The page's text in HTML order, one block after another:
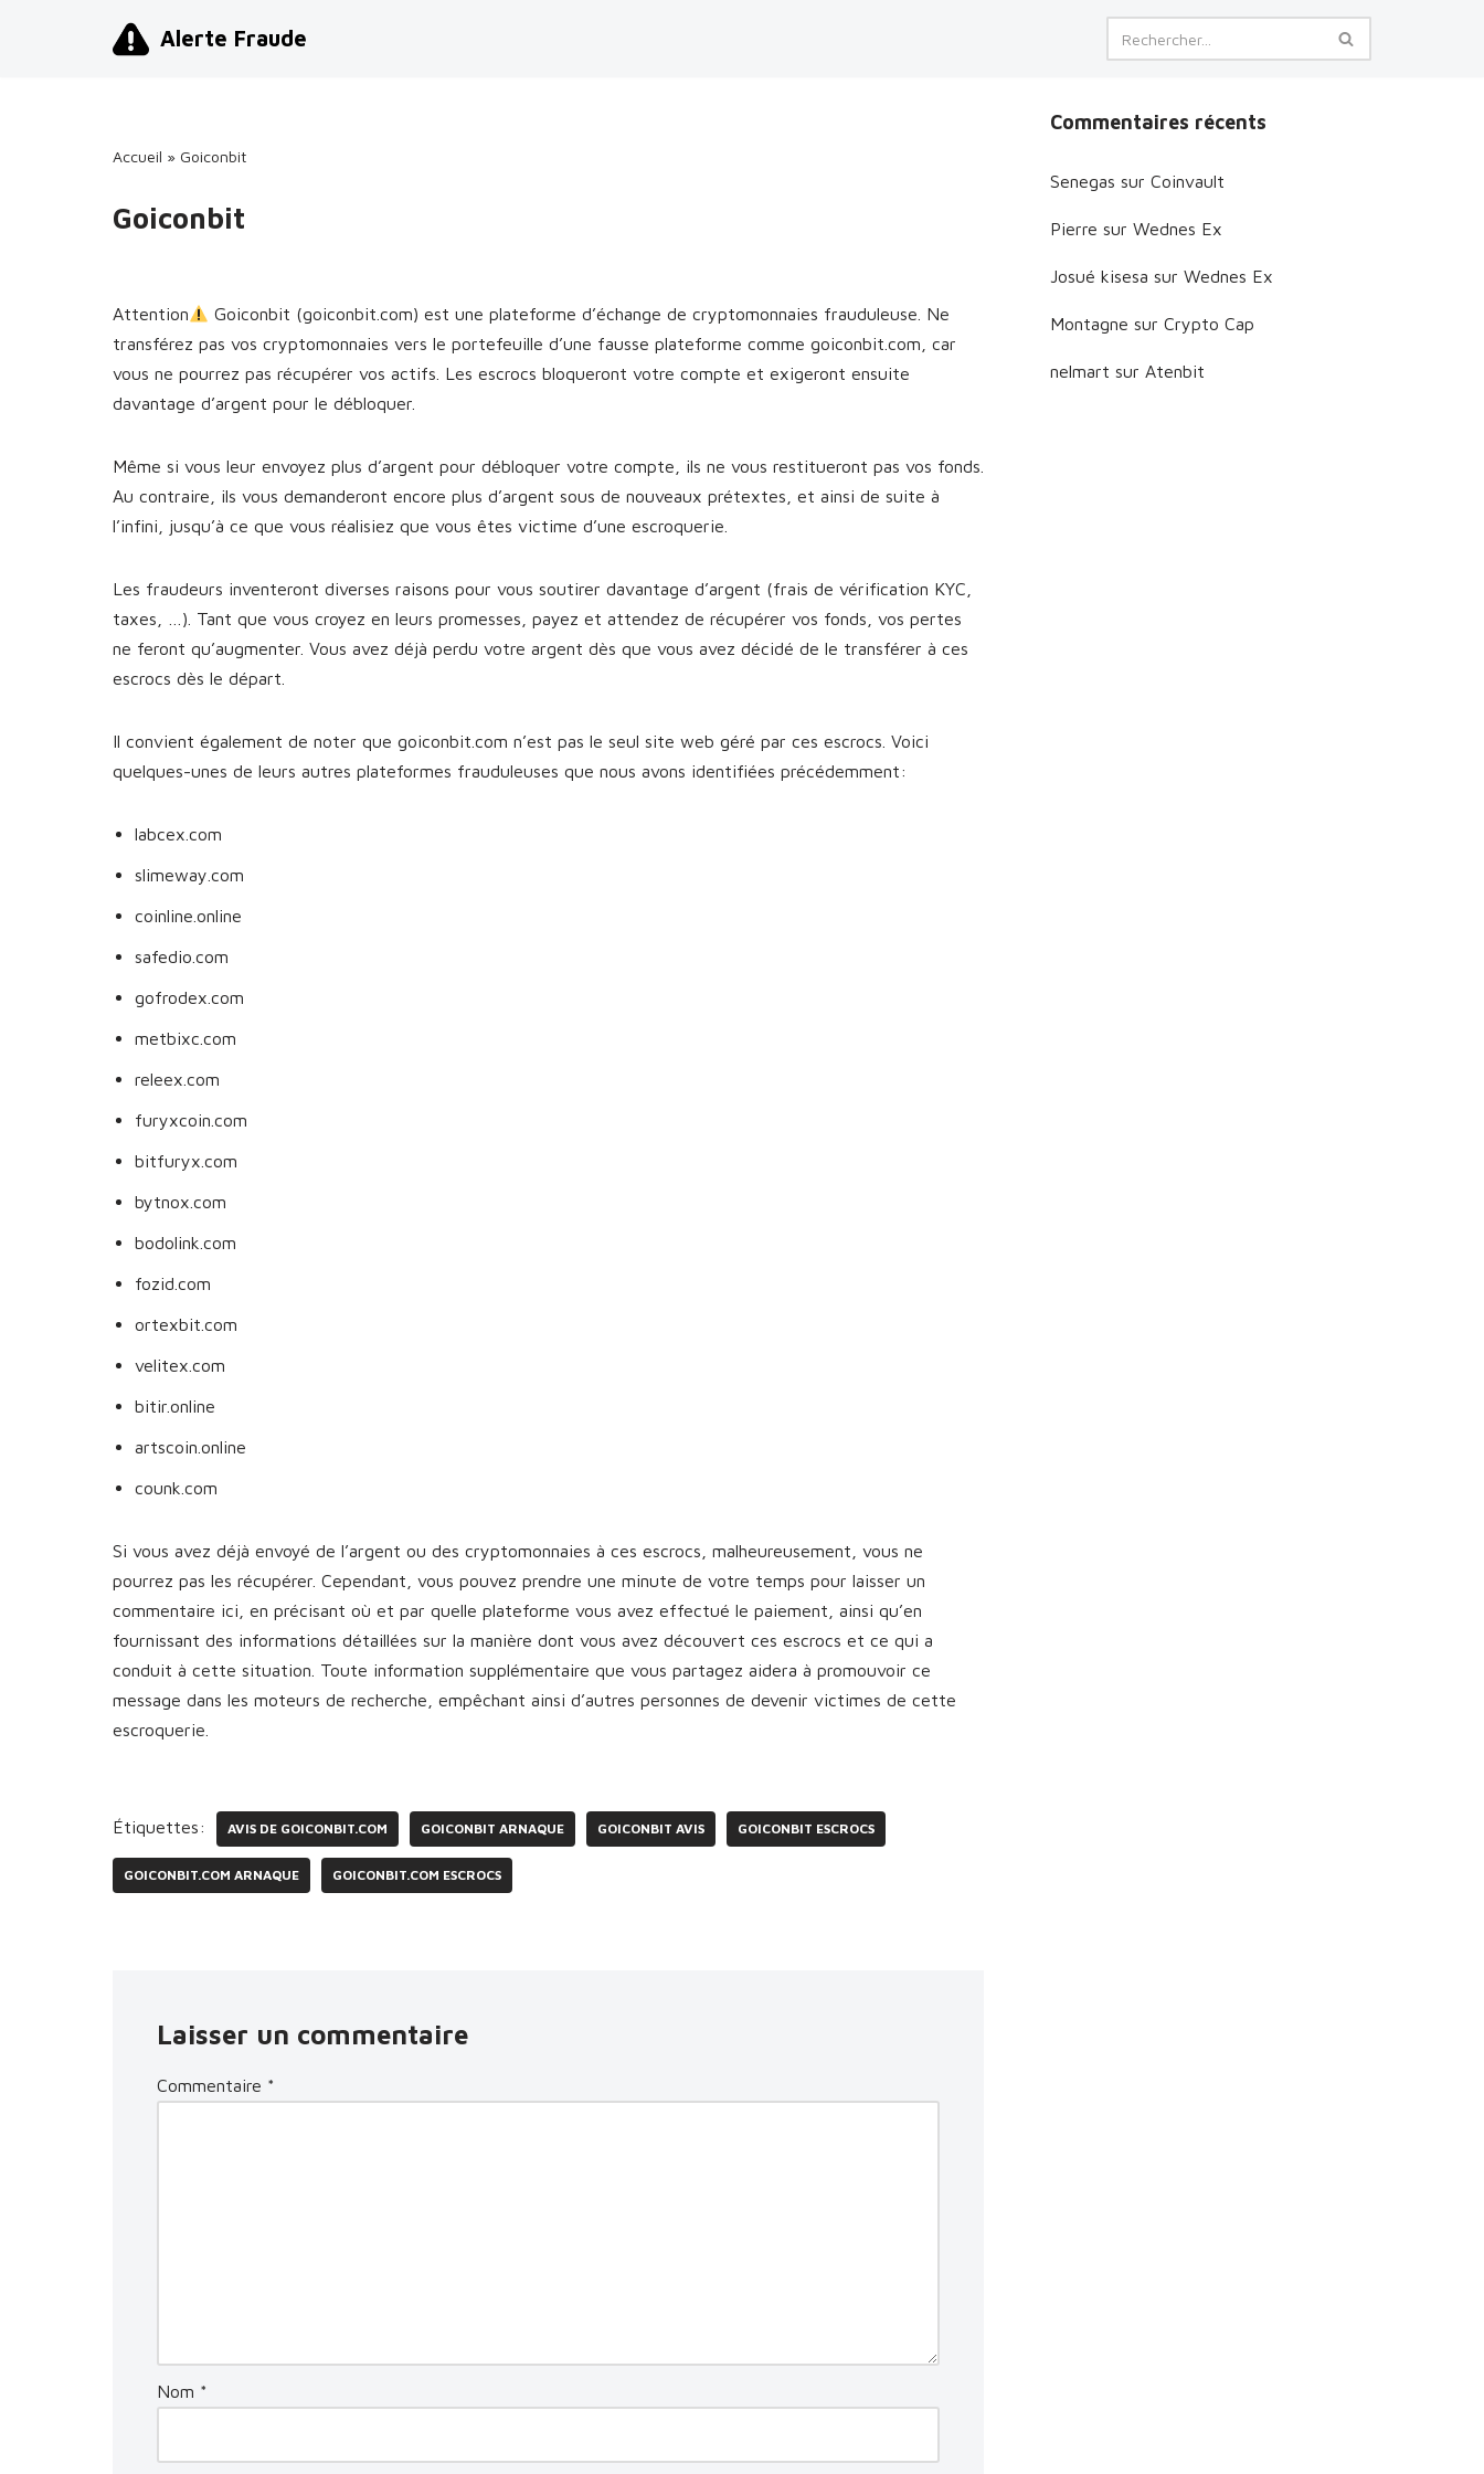
Alerte Fraude
Accueil » Goiconbit
Goiconbit
Attention
Goiconbit (goiconbit.com) est une plateforme d’échange de cryptomonnaies frauduleuse. Ne
transférez pas vos cryptomonnaies vers le portefeuille d’une fausse plateforme comme goiconbit.com, car
vous ne pourrez pas récupérer vos actifs. Les escrocs bloqueront votre compte et exigeront ensuite
davantage d’argent pour le débloquer.
Même si vous leur envoyez plus d’argent pour débloquer votre compte, ils ne vous restitueront pas vos fonds.
Au contraire, ils vous demanderont encore plus d’argent sous de nouveaux prétextes, et ainsi de suite à
l’infini, jusqu’à ce que vous réalisiez que vous êtes victime d’une escroquerie.
Les fraudeurs inventeront diverses raisons pour vous soutirer davantage d’argent (frais de vérification KYC,
taxes, …). Tant que vous croyez en leurs promesses, payez et attendez de récupérer vos fonds, vos pertes
ne feront qu’augmenter. Vous avez déjà perdu votre argent dès que vous avez décidé de le transférer à ces
escrocs dès le départ.
Il convient également de noter que goiconbit.com n’est pas le seul site web géré par ces escrocs. Voici
quelques-unes de leurs autres plateformes frauduleuses que nous avons identifiées précédemment:
labcex.com
slimeway.com
coinline.online
safedio.com
gofrodex.com
metbixc.com
releex.com
furyxcoin.com
bitfuryx.com
bytnox.com
bodolink.com
fozid.com
ortexbit.com
velitex.com
bitir.online
artscoin.online
counk.com
Si vous avez déjà envoyé de l’argent ou des cryptomonnaies à ces escrocs, malheureusement, vous ne
pourrez pas les récupérer. Cependant, vous pouvez prendre une minute de votre temps pour laisser un
commentaire ici, en précisant où et par quelle plateforme vous avez effectué le paiement, ainsi qu’en
fournissant des informations détaillées sur la manière dont vous avez découvert ces escrocs et ce qui a
conduit à cette situation. Toute information supplémentaire que vous partagez aidera à promouvoir ce
message dans les moteurs de recherche, empêchant ainsi d’autres personnes de devenir victimes de cette
escroquerie.
Étiquettes: AVIS DE GOICONBIT.COM GOICONBIT ARNAQUE GOICONBIT AVIS GOICONBIT ESCROCS
GOICONBIT.COM ARNAQUE GOICONBIT.COM ESCROCS
Laisser un commentaire
Commentaire *
Nom *
Commentaires récents
Senegas sur Coinvault
Pierre sur Wednes Ex
Josué kisesa sur Wednes Ex
Montagne sur Crypto Cap
nelmart sur Atenbit